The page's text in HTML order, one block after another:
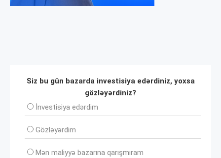
Siz bu gün bazarda investisiya edərdiniz, yoxsa
gözləyərdiniz?
İnvеstisiya edərdim
Gözləyərdim
Mən maliyyə bazarına qarışmıram